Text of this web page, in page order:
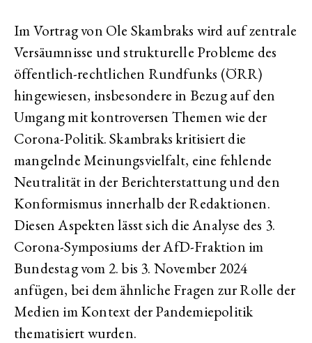
Im Vortrag von Ole Skambraks wird auf zentrale
Versäumnisse und strukturelle Probleme des
öffentlich-rechtlichen Rundfunks (ÖRR)
hingewiesen, insbesondere in Bezug auf den
Umgang mit kontroversen Themen wie der
Corona-Politik. Skambraks kritisiert die
mangelnde Meinungsvielfalt, eine fehlende
Neutralität in der Berichterstattung und den
Konformismus innerhalb der Redaktionen.
Diesen Aspekten lässt sich die Analyse des 3.
Corona-Symposiums der AfD-Fraktion im
Bundestag vom 2. bis 3. November 2024
anfügen, bei dem ähnliche Fragen zur Rolle der
Medien im Kontext der Pandemiepolitik
thematisiert wurden.